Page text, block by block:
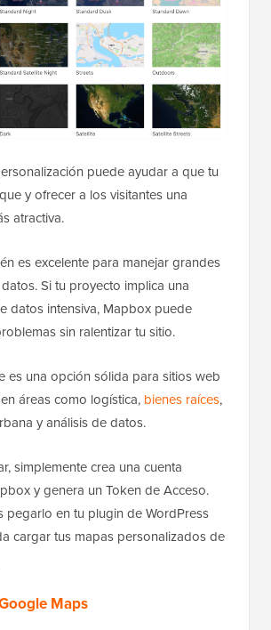
puede ayudar a que tu
y ofrecer a los visitantes una
atractiva.
es excelente para manejar grandes
Si tu proyecto implica una
datos intensiva, Mapbox puede
sin ralentizar tu sitio.
es una opción sólida para sitios web
áreas como logística, bienes raíces,
y análisis de datos.
simplemente crea una cuenta
y genera un Token de Acceso.
pegarlo en tu plugin de WordPress
cargar tus mapas personalizados de
Maps